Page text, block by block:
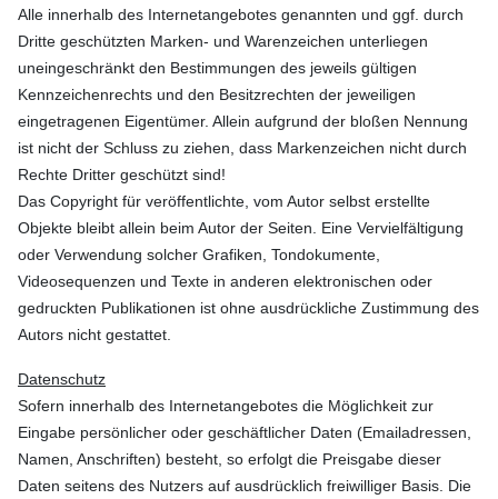
Alle innerhalb des Internetangebotes genannten und ggf. durch
Dritte geschützten Marken- und Warenzeichen unterliegen
uneingeschränkt den Bestimmungen des jeweils gültigen
Kennzeichenrechts und den Besitzrechten der jeweiligen
eingetragenen Eigentümer. Allein aufgrund der bloßen Nennung
ist nicht der Schluss zu ziehen, dass Markenzeichen nicht durch
Rechte Dritter geschützt sind!
Das Copyright für veröffentlichte, vom Autor selbst erstellte
Objekte bleibt allein beim Autor der Seiten. Eine Vervielfältigung
oder Verwendung solcher Grafiken, Tondokumente,
Videosequenzen und Texte in anderen elektronischen oder
gedruckten Publikationen ist ohne ausdrückliche Zustimmung des
Autors nicht gestattet.
Datenschutz
Sofern innerhalb des Internetangebotes die Möglichkeit zur
Eingabe persönlicher oder geschäftlicher Daten (Emailadressen,
Namen, Anschriften) besteht, so erfolgt die Preisgabe dieser
Daten seitens des Nutzers auf ausdrücklich freiwilliger Basis. Die